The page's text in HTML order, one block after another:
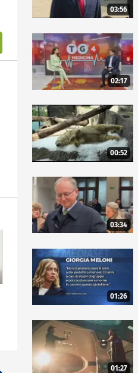
03:56
02:17
00:52
03:34
01:26
01:27